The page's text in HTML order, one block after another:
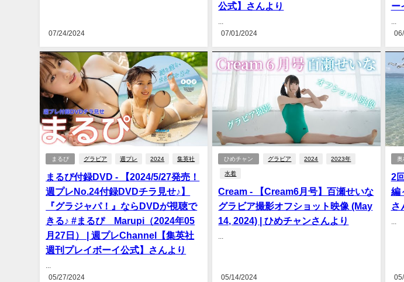
07/24/2024
公式】さんより
...
07/01/2024
ー
...
まるぴ グラビア 週プレ 2024 集英社
まるぴ付録DVD - 【2024/5/27発売！
週プレNo.24付録DVDチラ見せ♪】
『グラジャパ！』ならDVDが視聴で
きる♪ #まるぴ Marupi（2024年05
月27日） | 週プレChannel【集英社
週刊プレイボーイ公式】さんより
05/27/2024
ひめチャン グラビア 2024 2023年
水着
Cream - 【Cream6月号】百瀬せいな
グラビア撮影オフショット映像 (May
14, 2024) | ひめチャンさんより
05/14/2024
奥
2
編
さ